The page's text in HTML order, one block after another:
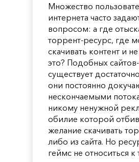
Множество
интернета часто
вопросом: а где
торрент-ресурс, где
скачивать контент и не
это? Подобных
существует
они постоянно
нескончаемыми
никому ненужной
обилие которой
желание скачивать
либо из сайта. Но
геймс не относиться к